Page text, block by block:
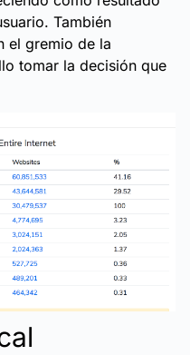
También
el gremio de la
tomar la decisión que